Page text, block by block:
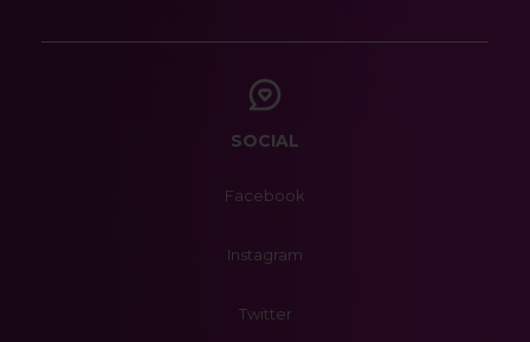
SOCIAL
Facebook
Instagram
Twitter